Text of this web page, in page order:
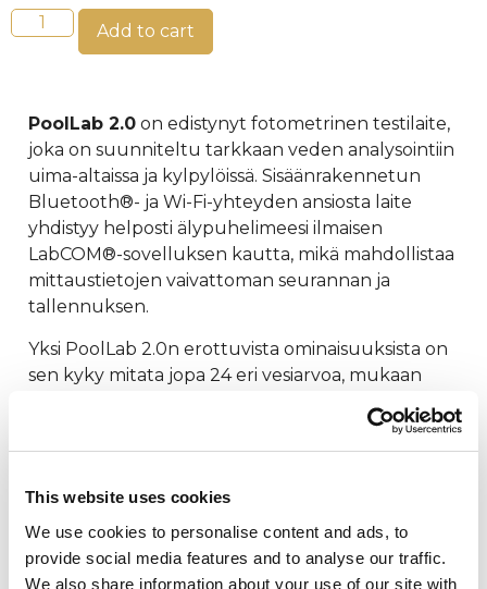
This website uses cookies
We use cookies to personalise content and ads, to
provide social media features and to analyse our traffic.
We also share information about your use of our site with
Add to cart
PoolLab 2.0 on edistynyt fotometrinen testilaite,
joka on suunniteltu tarkkaan veden analysointiin
uima-altaissa ja kylpylöissä. Sisäänrakennetun
Bluetooth®- ja Wi-Fi-yhteyden ansiosta laite
yhdistyy helposti älypuhelimeesi ilmaisen
LabCOM®-sovelluksen kautta, mikä mahdollistaa
mittaustietojen vaivattoman seurannan ja
tallennuksen.
Yksi PoolLab 2.0n erottuvista ominaisuuksista on
sen kyky mitata jopa 24 eri vesiarvoa, mukaan
Kokonaiskloori:0,0–8,0 ppm (±10 %)
Bromi: 0,0–18 ppm (±10 %)
Alkaliniteetti: 0–200 ppm (±15 %)
Syaanihappo:
0–160 ppm (±15 %)